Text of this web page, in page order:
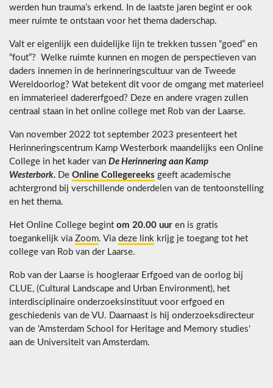
werden hun trauma’s erkend. In de laatste jaren begint er ook
meer ruimte te ontstaan voor het thema daderschap.
Valt er eigenlijk een duidelijke lijn te trekken tussen “goed” en
“fout”? Welke ruimte kunnen en mogen de perspectieven van
daders innemen in de herinneringscultuur van de Tweede
Wereldoorlog? Wat betekent dit voor de omgang met materieel
en immaterieel dadererfgoed? Deze en andere vragen zullen
centraal staan in het online college met Rob van der Laarse.
Van november 2022 tot september 2023 presenteert het
Herinneringscentrum Kamp Westerbork maandelijks een Online
College in het kader van De Herinnering aan Kamp
Westerbork. De Online Collegereeks geeft academische
achtergrond bij verschillende onderdelen van de tentoonstelling
en het thema.
Het Online College begint om 20.00 uur en is gratis
toegankelijk via Zoom. Via deze link krijg je toegang tot het
college van Rob van der Laarse.
Rob van der Laarse is hoogleraar Erfgoed van de oorlog bij
CLUE, (Cultural Landscape and Urban Environment), het
interdisciplinaire onderzoeksinstituut voor erfgoed en
geschiedenis van de VU. Daarnaast is hij onderzoeksdirecteur
van de 'Amsterdam School for Heritage and Memory studies'
aan de Universiteit van Amsterdam.